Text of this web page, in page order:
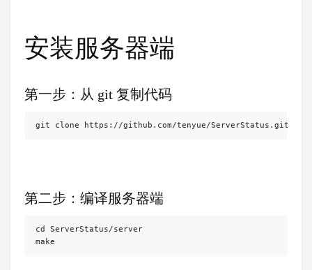
安装服务器端
第一步：从 git 复制代码
git clone https://github.com/tenyue/ServerStatus.git
第二步：编译服务器端
cd ServerStatus/server
make